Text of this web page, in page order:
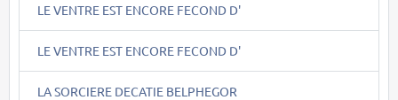
LE VENTRE EST ENCORE FECOND D'
LE VENTRE EST ENCORE FECOND D'
LA SORCIERE DECATIE BELPHEGOR